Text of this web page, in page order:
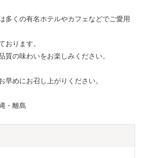
多くの有名ホテルやカフェなどでご愛用
おります。
質の味わいをお楽しみください。
早めにお召し上がりください。
・離島